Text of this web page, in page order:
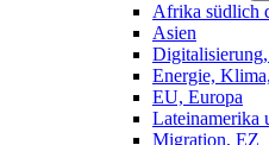
Afrika südlich
Asien
Energie,
EU, Europa
Lateinamerika
Migration, EZ